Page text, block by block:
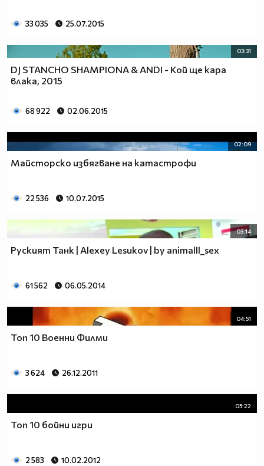
33 035 25.07.2015
03:31
DJ STANCHO SHAMPIONA & ANDI - Кой ще кара
влака, 2015
68 922 02.06.2015
02:09
Майсторско избягване на катастрофи
22 536 10.07.2015
03:14
Руският Танк | Alexey Lesukov | by animalll_sex
61 562 06.05.2014
04:51
Топ 10 Военни Филми
3 624 26.12.2011
05:22
Топ 10 бойни игри
2 583 10.02.2012